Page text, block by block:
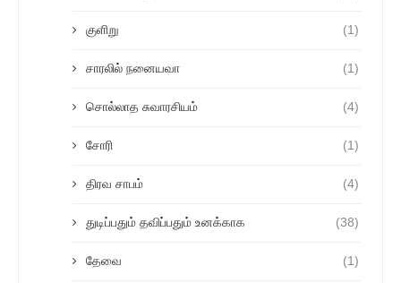
குளிறு (1)
சாரலில் நனையவா (1)
சொல்லாத சுவாரசியம் (4)
சோரி (1)
திரவ சாபம் (4)
துடிப்பதும் தவிப்பதும் உனக்காக (38)
தேவை (1)